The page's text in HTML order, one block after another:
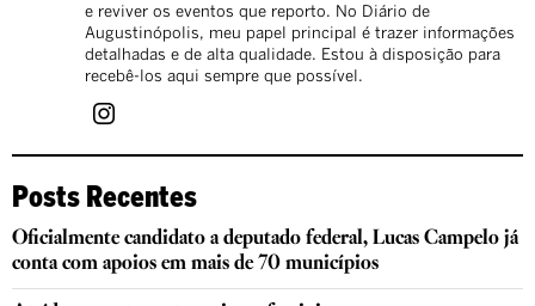
e reviver os eventos que reporto. No Diário de
Augustinópolis, meu papel principal é trazer informações
detalhadas e de alta qualidade. Estou à disposição para
recebê-los aqui sempre que possível.
Posts Recentes
Oficialmente candidato a deputado federal, Lucas Campelo já
conta com apoios em mais de 70 municípios